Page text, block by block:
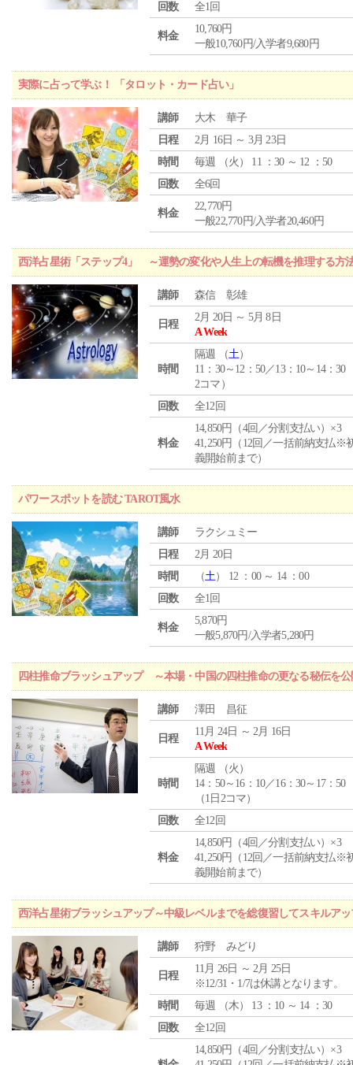
回数
全1回
料金
10,760円
一般10,760円/入学者9,680円
実際に占って学ぶ！ 「タロット・カード占い」
講師
大木 華子
日程
2月 16日 ～ 3月 23日
時間
毎週 （火 ） 11 ：30 ～ 12 ：50
回数
全6回
料金
22,770円
一般22,770円/入学者20,460円
西洋占星術「ステップ4」 ～運勢の変化や人生上の転機を推理する方
講師 森信 彰雄
日程
2月 20日 ～ 5月 8日
A Week
時間
隔週 （土）
11：30～12：50／13：10～14：30
2コマ）
回数
全12回
料金
14,850円（4回／分割支払い）×3
41,250円（12回／一括前納支払※
義開始前まで）
パワースポットを読む TAROT風水
講師
ラクシュミー
日程
2月 20日
時間
（土） 12 ：00 ～ 14 ：00
回数
全1回
料金
5,870円
一般5,870円/入学者5,280円
四柱推命ブラッシュアップ ～本場・中国の四柱推命の更なる秘伝を
講師 澤田 昌征
日程
11月 24日 ～ 2月 16日
A Week
時間
隔週 （火 ）
14：50～16：10／16：30～17：50
（1日2コマ）
回数
全12回
料金
14,850円（4回／分割支払い）×3
41,250円（12回／一括前納支払※
義開始前まで）
西洋占星術ブラッシュアップ～中級レベルまでを総復習してスキルア
講師 狩野 みどり
日程
11月 26日 ～ 2月 25日
※12/31・1/7は休講となります。
時間
毎週 （木） 13 ：10 ～ 14 ：30
回数
全12回
14,850円（4回／分割支払い）×3